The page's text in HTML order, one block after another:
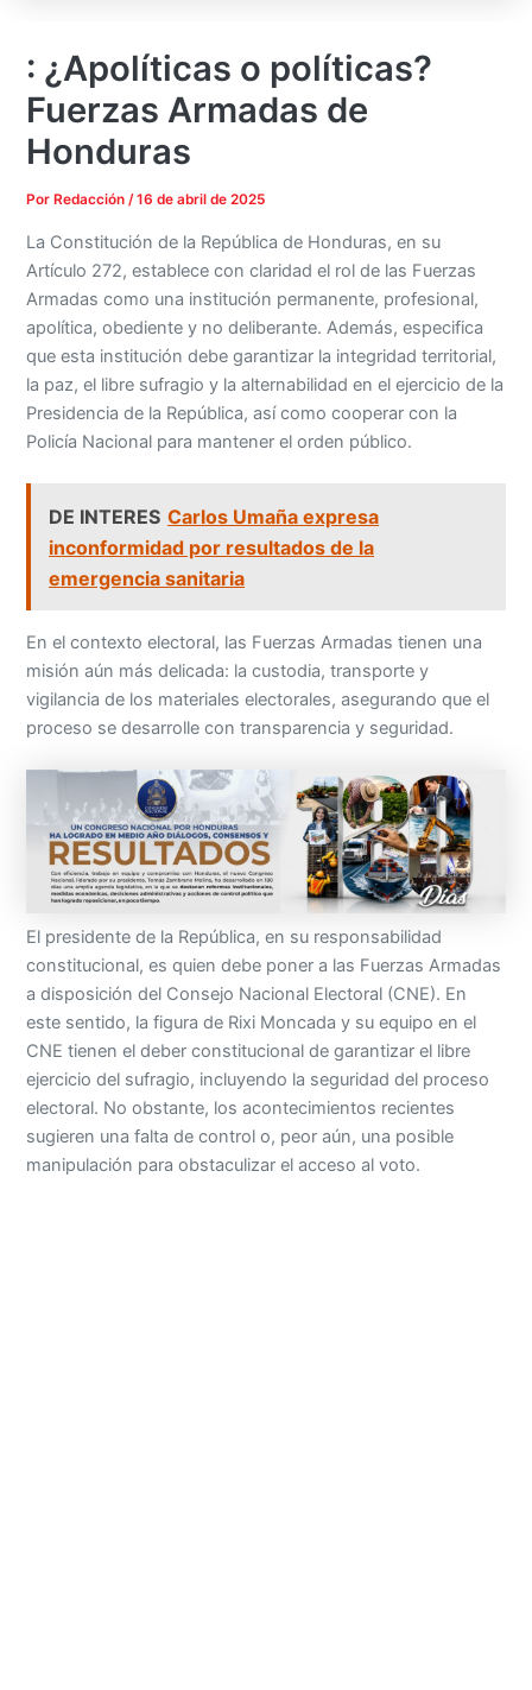
: ¿Apolíticas o políticas?
Fuerzas Armadas de
Honduras
Por Redacción/16 de abril de 2025
La Constitución de la República de Honduras, en su
Artículo 272, establece con claridad el rol de las Fuerzas
Armadas como una institución permanente, profesional,
apolítica, obediente y no deliberante. Además, especifica
que esta institución debe garantizar la integridad territorial,
la paz, el libre sufragio y la alternabilidad en el ejercicio de la
Presidencia de la República, así como cooperar con la
Policía Nacional para mantener el orden público.
DE INTERES Carlos Umaña expresa
inconformidad por resultados de la
emergencia sanitaria
En el contexto electoral, las Fuerzas Armadas tienen una
misión aún más delicada: la custodia, transporte y
vigilancia de los materiales electorales, asegurando que el
proceso se desarrolle con transparencia y seguridad.
El presidente de la República, en su responsabilidad
constitucional, es quien debe poner a las Fuerzas Armadas
a disposición del Consejo Nacional Electoral (CNE). En
este sentido, la figura de Rixi Moncada y su equipo en el
CNE tienen el deber constitucional de garantizar el libre
ejercicio del sufragio, incluyendo la seguridad del proceso
electoral. No obstante, los acontecimientos recientes
sugieren una falta de control o, peor aún, una posible
manipulación para obstaculizar el acceso al voto.